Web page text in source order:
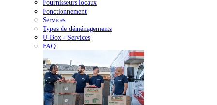
Fournisseurs locaux
Fonctionnement
Services
Types de déménagements
U-Box - Services
FAQ